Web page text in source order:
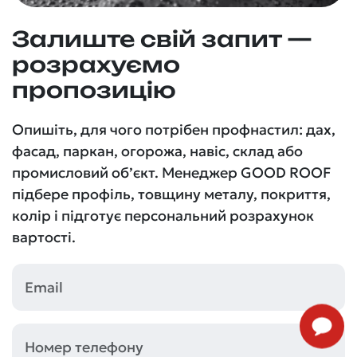
Залиште свій запит —
розрахуємо
пропозицію
Опишіть, для чого потрібен профнастил: дах,
фасад, паркан, огорожа, навіс, склад або
промисловий об’єкт. Менеджер GOOD ROOF
підбере профіль, товщину металу, покриття,
колір і підготує персональний розрахунок
вартості.